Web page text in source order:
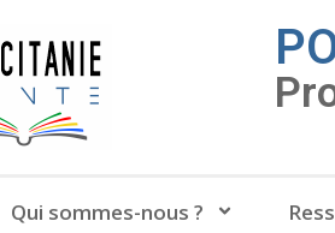
Qui sommes-nous ?